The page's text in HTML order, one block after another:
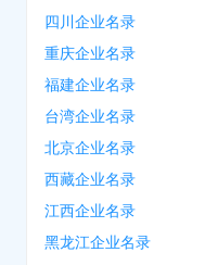
四川企业名录
重庆企业名录
福建企业名录
台湾企业名录
北京企业名录
西藏企业名录
江西企业名录
黑龙江企业名录